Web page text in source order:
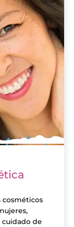
cosméticos
cuidado de